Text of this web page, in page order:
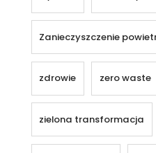
Zanieczyszczenie
zdrowie zero waste
zielona transformacja